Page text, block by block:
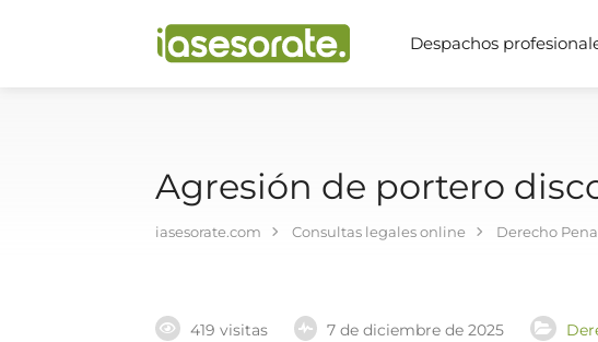
Despachos
Agresión de portero
iasesorate.com Consultas legales online Derecho
419 visitas 7 de diciembre de 2025